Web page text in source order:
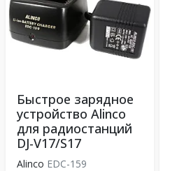
Быстрое зарядное
устройство Alinco
для радиостанций
DJ-V17/S17
Alinco EDC-159